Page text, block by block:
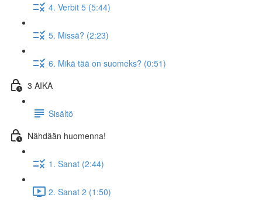
4. Verbit 5 (5:44)
5. Missä? (2:23)
6. Mikä tää on suomeks? (0:51)
3 AIKA
Sisältö
Nähdään huomenna!
1. Sanat (2:44)
2. Sanat 2 (1:50)